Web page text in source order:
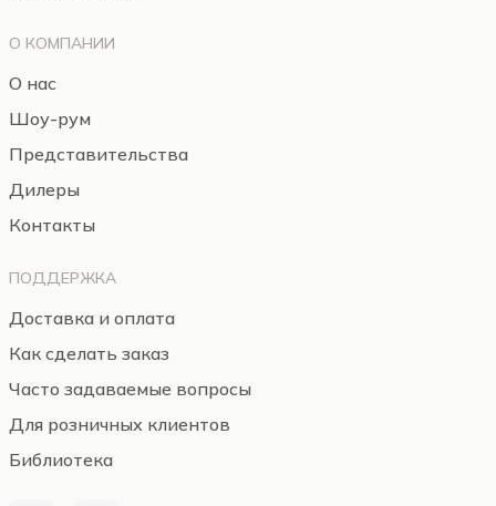
О КОМПАНИИ
О нас
Шоу-рум
Представительства
Дилеры
Контакты
ПОДДЕРЖКА
Доставка и оплата
Как сделать заказ
Часто задаваемые вопросы
Для розничных клиентов
Библиотека